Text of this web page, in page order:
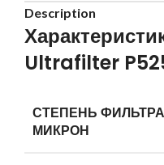
Description
Ultrafilter
СТЕПЕНЬ
МИКРОН